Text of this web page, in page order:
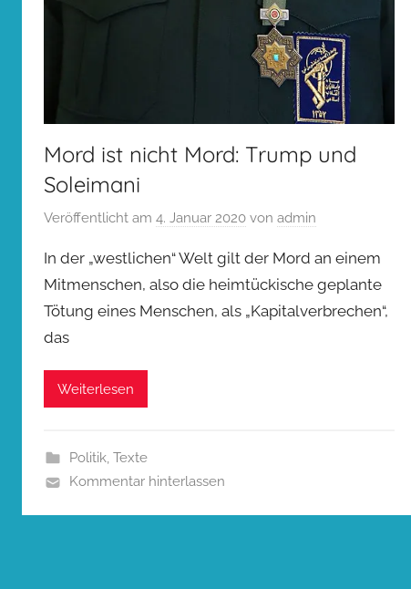
Mord ist nicht Mord: Trump und
Soleimani
Veröffentlicht am 4. Januar 2020 von admin
In der „westlichen“ Welt gilt der Mord an einem
Mitmenschen, also die heimtückische geplante
Tötung eines Menschen, als „Kapitalverbrechen“,
das
Weiterlesen
Politik, Texte
Kommentar hinterlassen